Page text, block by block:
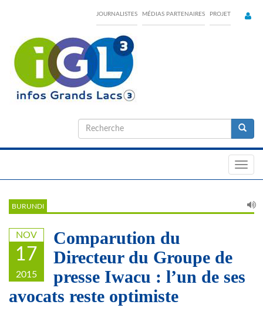
content
JOURNALISTES MÉDIAS PARTENAIRES PROJET
Formulaire
de
BURUNDI
NOV
17
2015
Comparution du
Directeur du Groupe de
presse Iwacu : l’un de ses
avocats reste optimiste